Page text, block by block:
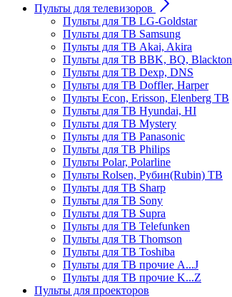
Пульты для телевизоров
Пульты для ТВ LG-Goldstar
Пульты для ТВ Samsung
Пульты для ТВ Akai, Akira
Пульты для ТВ BBK, BQ, Blackton
Пульты для ТВ Dexp, DNS
Пульты для ТВ Doffler, Harper
Пульты Econ, Erisson, Elenberg ТВ
Пульты для ТВ Hyundai, HI
Пульты для ТВ Mystery
Пульты для ТВ Panasonic
Пульты для ТВ Philips
Пульты Polar, Polarline
Пульты Rolsen, Рубин(Rubin) ТВ
Пульты для ТВ Sharp
Пульты для ТВ Sony
Пульты для ТВ Supra
Пульты для ТВ Telefunken
Пульты для ТВ Thomson
Пульты для ТВ Toshiba
Пульты для ТВ прочие A...J
Пульты для ТВ прочие K...Z
Пульты для проекторов